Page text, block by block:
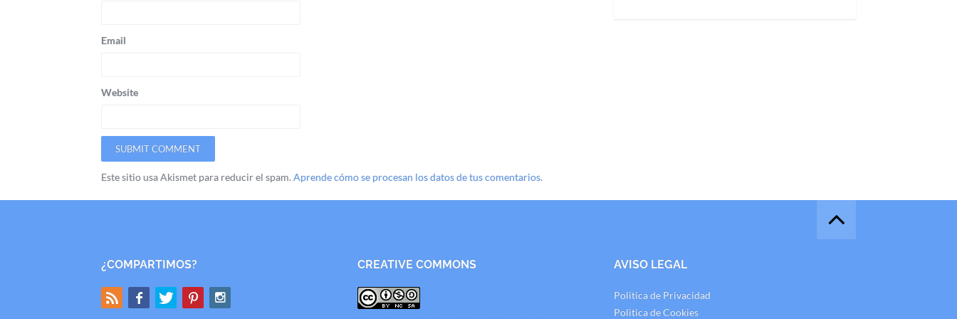
Email
Website
Este sitio usa Akismet para reducir el spam.Aprende cómo se procesan los datos de tus comentarios.
¿COMPARTIMOS? CREATIVE COMMONS AVISO LEGAL
Politica de Privacidad
Politica de Cookies